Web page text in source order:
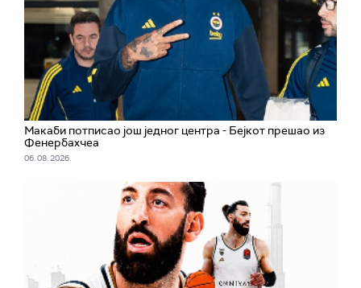
Макаби потписао још једног центра - Бејкот прешао из
Фенербахчеа
06. 08. 2026.